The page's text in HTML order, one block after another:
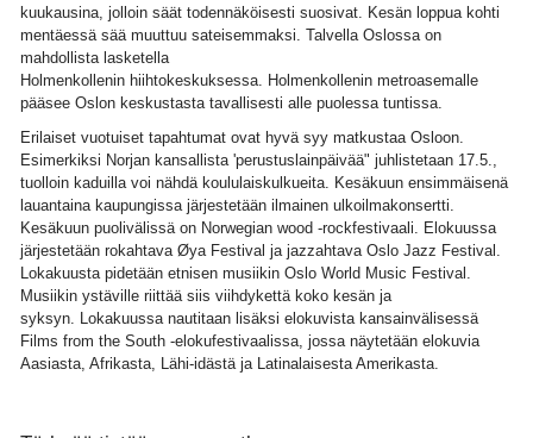
kuukausina, jolloin säät todennäköisesti suosivat. Kesän loppua kohti
mentäessä sää muuttuu sateisemmaksi. Talvella Oslossa on
mahdollista lasketella
Holmenkollenin hiihtokeskuksessa. Holmenkollenin metroasemalle
pääsee Oslon keskustasta tavallisesti alle puolessa tuntissa.
Erilaiset vuotuiset tapahtumat ovat hyvä syy matkustaa Osloon.
Esimerkiksi Norjan kansallista 'perustuslainpäivää" juhlistetaan 17.5.,
tuolloin kaduilla voi nähdä koululaiskulkueita. Kesäkuun ensimmäisenä
lauantaina kaupungissa järjestetään ilmainen ulkoilmakonsertti.
Kesäkuun puolivälissä on Norwegian wood -rockfestivaali. Elokuussa
järjestetään rokahtava Øya Festival ja jazzahtava Oslo Jazz Festival.
Lokakuusta pidetään etnisen musiikin Oslo World Music Festival.
Musiikin ystäville riittää siis viihdykettä koko kesän ja
syksyn. Lokakuussa nautitaan lisäksi elokuvista kansainvälisessä
Films from the South -elokufestivaalissa, jossa näytetään elokuvia
Aasiasta, Afrikasta, Lähi-idästä ja Latinalaisesta Amerikasta.